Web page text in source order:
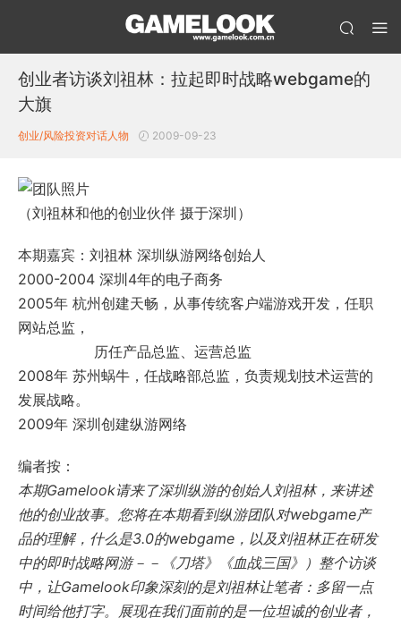
创业者访谈刘祖林：拉起即时战略webgame的
大旗
创业/风险投资对话人物 2009-09-23
（刘祖林和他的创业伙伴 摄于深圳）
本期嘉宾：刘祖林 深圳纵游网络创始人
2000-2004 深圳4年的电子商务
2005年 杭州创建天畅，从事传统客户端游戏开发，任职
网站总监，
历任产品总监、运营总监
2008年 苏州蜗牛，任战略部总监，负责规划技术运营的
发展战略。
2009年 深圳创建纵游网络
编者按：
本期Gamelook请来了深圳纵游的创始人刘祖林，来讲述
他的创业故事。您将在本期看到纵游团队对webgame产
品的理解，什么是3.0的webgame，以及刘祖林正在研发
中的即时战略网游－－《刀塔》《血战三国》） 整个访谈
中，让Gamelook印象深刻的是刘祖林让笔者：多留一点
时间给他打字。展现在我们面前的是一位坦诚的创业者，